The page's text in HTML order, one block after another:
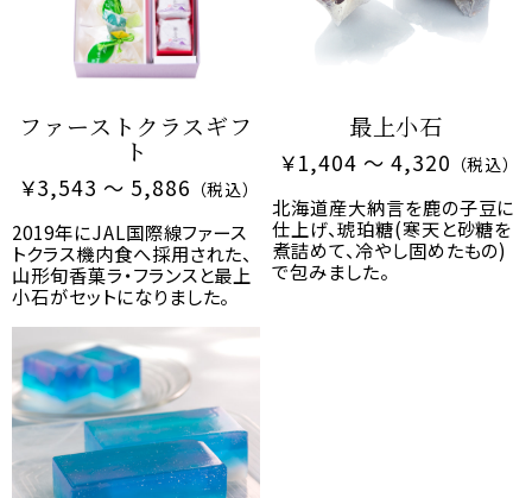
2025/02/04
レンタイン商品が今年も2/7より順
次発売開始！
2024/12/14
【出店案内】日本橋三越本店に
『きねや菓寮』POP UP SHOPを
期間限定オープン！
2024/11/29
星合いの空インク・ガラスペンセ
ット入荷致しました。
ファーストクラスギフ
ト
￥3,543 ～ 5,886 （税込）
2019年にJAL国際線ファース
トクラス機内食へ採用された、
山形旬香菓ラ・フランスと最上
小石がセットになりました。
最上小石
￥1,404 ～ 4,320 （税込）
北海道産大納言を鹿の子豆に
仕上げ、琥珀糖(寒天と砂糖を
煮詰めて、冷やし固めたもの)
で包みました。